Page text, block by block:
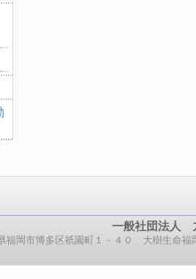
一般社団法人
福岡市博多区祇園町１－４０ 大樹生命